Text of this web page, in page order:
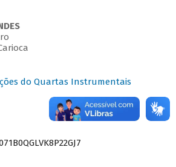
do Quartas Instrumentais